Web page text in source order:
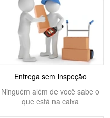
Entrega sem inspeção
Ninguém além de você sabe o
que está na caixa